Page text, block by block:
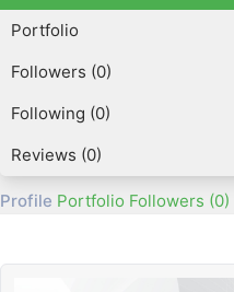
Portfolio
Followers (0)
Following (0)
Reviews (0)
Profile Portfolio Followers (0)